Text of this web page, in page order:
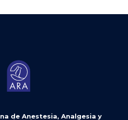
de Anestesia, Analgesia y